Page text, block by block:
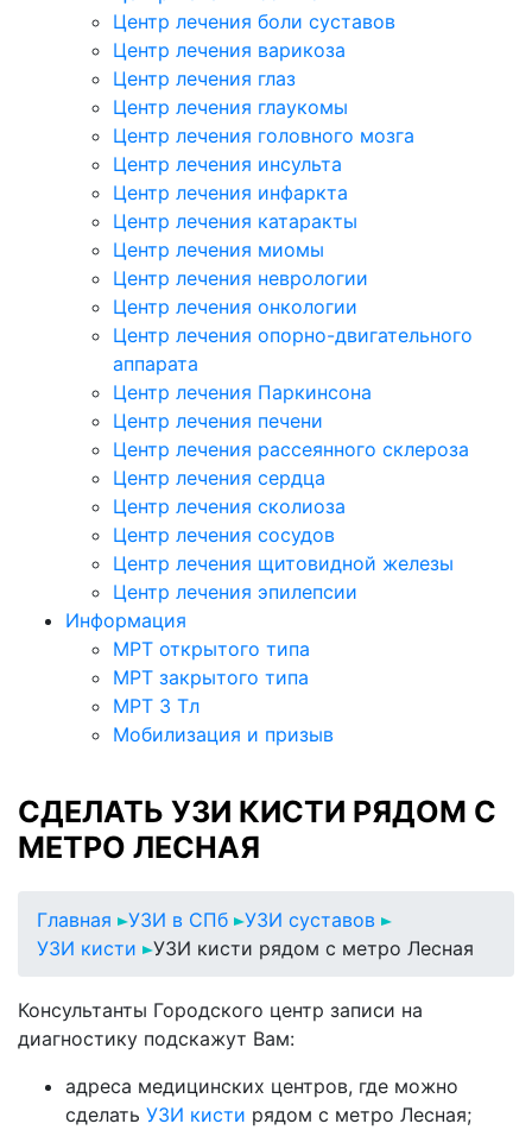
Центр лечения боли суставов
Центр лечения варикоза
Центр лечения глаз
Центр лечения глаукомы
Центр лечения головного мозга
Центр лечения инсульта
Центр лечения инфаркта
Центр лечения катаракты
Центр лечения миомы
Центр лечения неврологии
Центр лечения онкологии
Центр лечения опорно-двигательного
аппарата
Центр лечения Паркинсона
Центр лечения печени
Центр лечения рассеянного склероза
Центр лечения сердца
Центр лечения сколиоза
Центр лечения сосудов
Центр лечения щитовидной железы
Центр лечения эпилепсии
Информация
МРТ открытого типа
МРТ закрытого типа
МРТ 3 Тл
Мобилизация и призыв
СДЕЛАТЬ УЗИ КИСТИ РЯДОМ С
МЕТРО ЛЕСНАЯ
Главная УЗИ в СПб
УЗИ суставов
УЗИ кисти
УЗИ кисти рядом с метро Лесная
Консультанты Городского центр записи на
диагностику подскажут Вам:
адреса медицинских центров, где можно
сделать УЗИ кисти рядом с метро Лесная;